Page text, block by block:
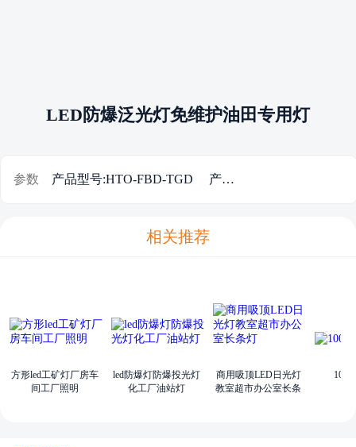
LED防爆泛光灯免维护油田专用灯
参数 产品型号:HTO-FBD-TGD 产品功率:50W~200W 光通总量:7000Lm~28000Lm 输入电压:85V~265V/50Hz 芯片光效:≥80% 防护等级:IP65~IP67
相关推荐
方形led工矿灯厂房车
间工厂照明
led防爆灯防爆投光灯
化工厂油站灯
商用吸顶LED日光灯
教室超市办公室长条